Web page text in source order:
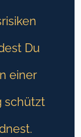
Du
einer
schützt